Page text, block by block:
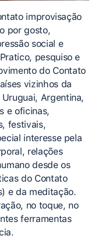
improvisação
por gosto,
social e
pesquiso e
do Contato
vizinhos da
Argentina,
e oficinas,
festivais,
interesse pela
relações
desde os
do Contato
e da meditação.
no toque, no
ferramentas